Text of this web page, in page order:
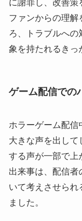
に謝罪し、改善策
ファンからの理解
ろ、トラブルへ
象を持たれるきっ
ゲーム配信での
ホラーゲーム配信
大きな声を出し
する声が一部で上
出来事は、配信者
いて考えさせられ
ました。